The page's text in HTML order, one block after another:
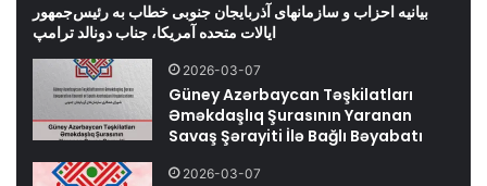
بیانیه احزاب و سازمانهای آذربایجان جنوبی خطاب به رئیس‌جمهور
ایالات متحده آمریکا، جناب دونالد ترامپ
2026-03-07
Güney Azərbaycan Təşkilatları
Əməkdaşlıq Şurasının Yaranan
Savaş Şərayiti İlə Bağlı Bəyabatı
2026-03-07